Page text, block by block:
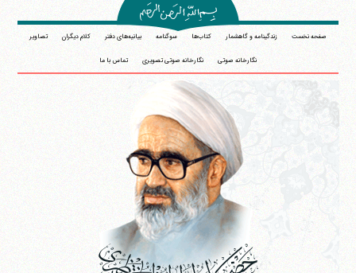
صفحه نخست زندگینامه و گاهشمار کتاب‌ها سوگنامه بیانیه‌های دفتر کلام دیگران تصاویر
نگارخانه صوتی نگارخانه صوتی تصویری تماس با ما